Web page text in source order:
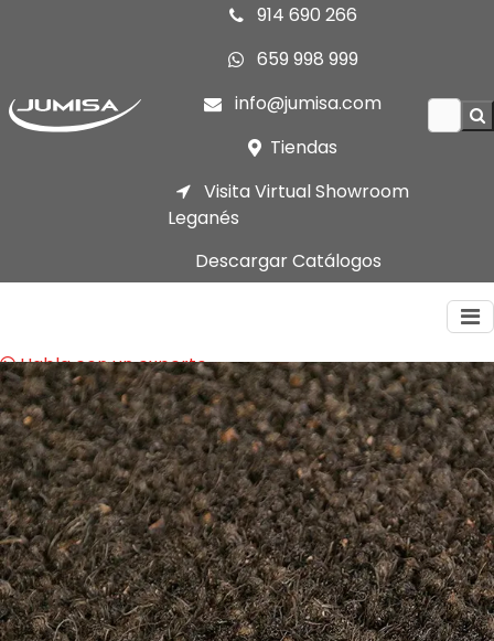
914 690 266
659 998 999
info@jumisa.com
Tiendas
Visita Virtual Showroom
Leganés
Descargar Catálogos
Habla con un experto